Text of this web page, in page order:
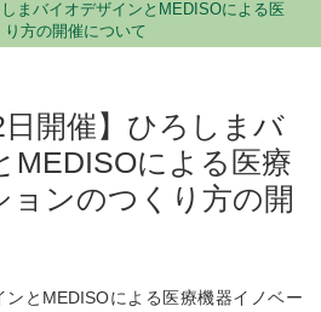
まバイオデザインとMEDISOによる医
方の開催について
日開催】ひろしまバ
MEDISOによる医療
ョンのつくり方の開
とMEDISOによる医療機器イノベー